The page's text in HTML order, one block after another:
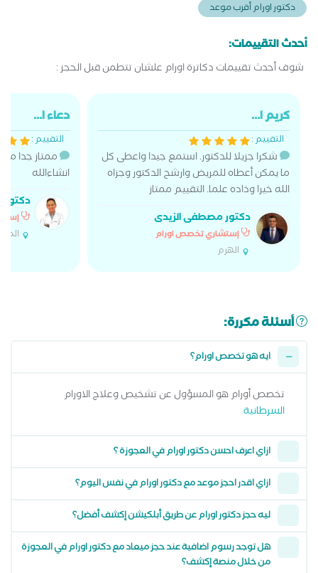
دكتور اورام أقرب موعد
أحدث التقييمات:
شوف أحدث تقييمات دكاترة اورام علشان تتطمن قبل الحجز :
كريم ا...
التقييم :
شكرا جزيلا للدكتور. استمع جيدا واعطى كل
ما يمكن أعطاه للمريض وارشح الدكتور وجزاه
الله خيرا وذاده علما. التقييم ممتاز
دكتور مصطفى الزيدى
إستشاري تخصص اورام
الهرم
دعاء ا...
التقييم :
ممتاز جدا
انشاءالله
دكتور
أسئلة مكررة:
ايه هو تخصص اورام؟
تخصص أورام هو المسؤول عن تشخيص وعلاج الاورام
السرطانية
ازاي اعرف احسن دكتور اورام في العجوزة ؟
ازاي اقدر احجز موعد مع دكتور اورام في نفس اليوم؟
ليه حجز دكتور اورام عن طريق أبلكيشن إكشف أفضل؟
هل توجد رسوم اضافية عند حجز ميعاد مع دكتور اورام في العجوزة
من خلال منصة إكشف؟